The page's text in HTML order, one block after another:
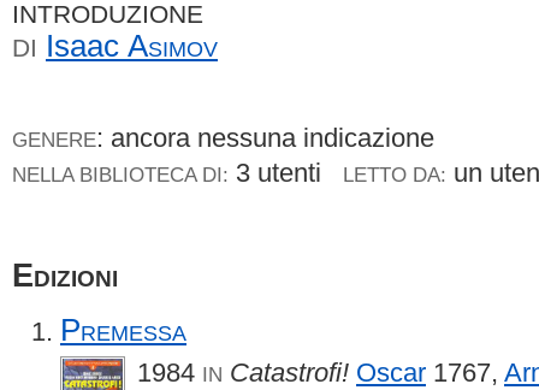
INTRODUZIONE
DI Isaac Asimov
GENERE: ancora nessuna indicazione
NELLA BIBLIOTECA DI: 3 utenti LETTO DA: un
Edizioni
Premessa
1984 IN Catastrofi! Oscar 1767,